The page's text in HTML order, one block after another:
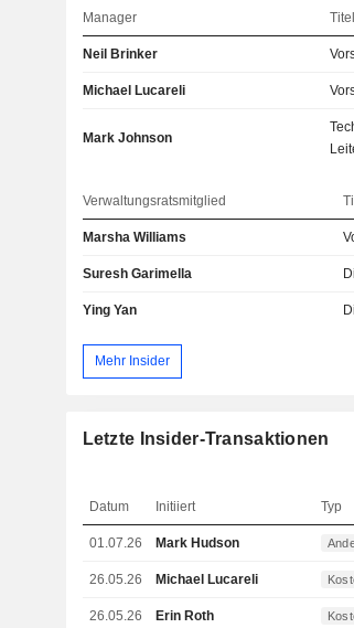
Manager Titel
Neil Brinker
Michael Lucareli
Mark Johnson
Verwaltungsratsmitglied
Marsha Williams
Suresh Garimella
Ying Yan
Mehr Insider
Letzte Insider-Transaktionen
Datum Initiiert Typ
01.07.26 Mark Hudson
26.05.26 Michael Lucareli
26.05.26 Erin Roth